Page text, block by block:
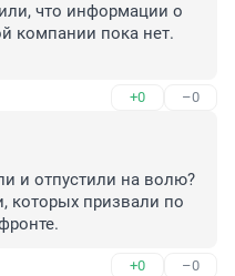
что информации о
компании пока нет.
+0 –0
и отпустили на волю?
которых призвали по
+0 –0